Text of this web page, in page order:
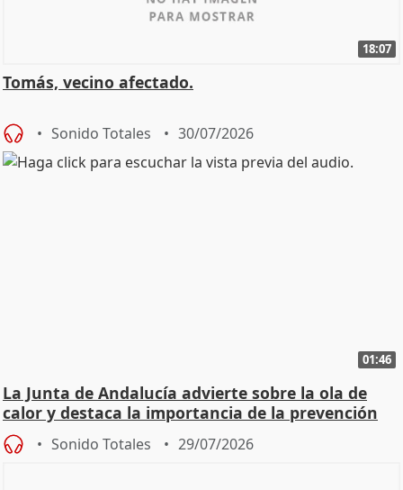
18:07
Tomás, vecino afectado.
Sonido Totales 30/07/2026
01:46
La Junta de Andalucía advierte sobre la ola de
calor y destaca la importancia de la prevención
Sonido Totales 29/07/2026